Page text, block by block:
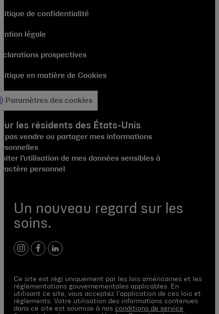
Un nouveau regard sur les
soins.
instagram
facebook
linkedin
de confidentialité
légale
prospectives
en matière de Cookies
Paramètres des cookies
les résidents des États-Unis
pas vendre ou partager mes informations
l’utilisation de mes données sensibles à
personnel
Ce site est régi uniquement par les lois américaines et les
réglementations gouvernementales applicables. En
utilisant ce site, vous acceptez l’application de ces lois et
règlements. Votre utilisation des informations contenues
dans ce site est soumise à nos conditions de service